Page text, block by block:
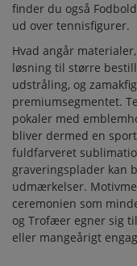
finder du også
ud over tennisfigurer.
Hvad angår
løsning til større
udstråling, og
premiumsegmentet.
pokaler med
bliver dermed en
fuldfarveret
graveringsplader kan
udmærkelser.
ceremonien som
og Trofæer egner sig
eller mangeårigt